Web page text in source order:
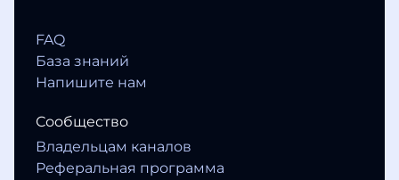
FAQ
База знаний
Напишите нам
Сообщество
Владельцам каналов
Реферальная программа